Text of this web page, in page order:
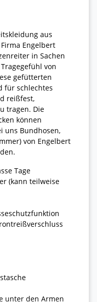
aus
Engelbert
in Sachen
von
gefütterten
für schlechtes
reißfest,
tragen. Die
können
uns Bundhosen,
von Engelbert
Tage
(kann teilweise
unter den Armen